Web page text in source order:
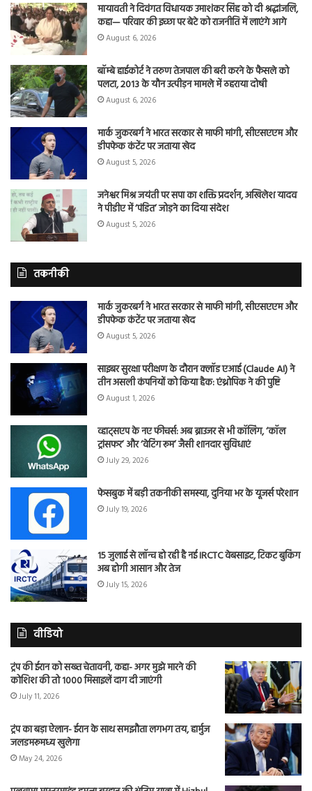
मायावती ने दिवंगत विधायक उमाशंकर सिंह को दी श्रद्धांजलि,
कहा— परिवार की इच्छा पर बेटे को राजनीति में लाएंगे आगे
August 6, 2026
बॉम्बे हाईकोर्ट ने तरुण तेजपाल की बरी करने के फैसले को
पलटा, 2013 के यौन उत्पीड़न मामले में ठहराया दोषी
August 6, 2026
मार्क जुकरबर्ग ने भारत सरकार से माफी मांगी, सीएसएएम और
डीपफेक कंटेंट पर जताया खेद
August 5, 2026
जनेश्वर मिश्र जयंती पर सपा का शक्ति प्रदर्शन, अखिलेश यादव
ने पीडीए में ‘पंडित’ जोड़ने का दिया संदेश
August 5, 2026
तकनीकी
मार्क जुकरबर्ग ने भारत सरकार से माफी मांगी, सीएसएएम और
डीपफेक कंटेंट पर जताया खेद
August 5, 2026
साइबर सुरक्षा परीक्षण के दौरान क्लॉड एआई (Claude AI) ने
तीन असली कंपनियों को किया हैक: एंथ्रोपिक ने की पुष्टि
August 1, 2026
व्हाट्सएप के नए फीचर्स: अब ब्राउजर से भी कॉलिंग, ‘कॉल
ट्रांसफर’ और ‘वेटिंग रूम’ जैसी शानदार सुविधाएं
July 29, 2026
फेसबुक में बड़ी तकनीकी समस्या, दुनिया भर के यूजर्स परेशान
July 19, 2026
15 जुलाई से लॉन्च हो रही है नई IRCTC वेबसाइट, टिकट बुकिंग
अब होगी आसान और तेज
July 15, 2026
वीडियो
ट्रंप की ईरान को सख्त चेतावनी, कहा- अगर मुझे मारने की
कोशिश की तो 1000 मिसाइलें दाग दी जाएंगी
July 11, 2026
ट्रंप का बड़ा ऐलान- ईरान के साथ समझौता लगभग तय, हार्मुज
जलडमरूमध्य खुलेगा
May 24, 2026